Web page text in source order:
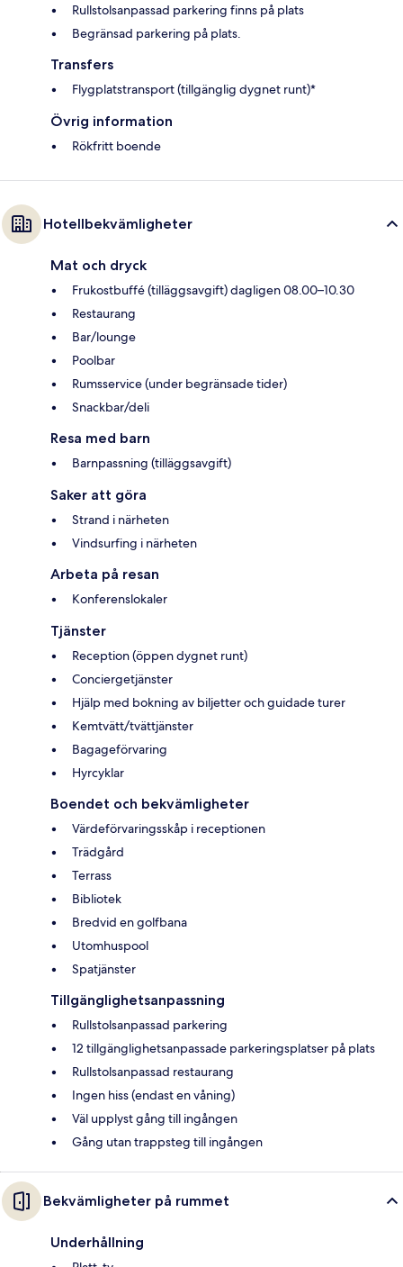
Rullstolsanpassad parkering finns på plats
Begränsad parkering på plats.
Transfers
Flygplatstransport (tillgänglig dygnet runt)*
Övrig information
Rökfritt boende
Hotellbekvämligheter
Mat och dryck
Frukostbuffé (tilläggsavgift) dagligen 08.00–10.30
Restaurang
Bar/lounge
Poolbar
Rumsservice (under begränsade tider)
Snackbar/deli
Resa med barn
Barnpassning (tilläggsavgift)
Saker att göra
Strand i närheten
Vindsurfing i närheten
Arbeta på resan
Konferenslokaler
Tjänster
Reception (öppen dygnet runt)
Conciergetjänster
Hjälp med bokning av biljetter och guidade turer
Kemtvätt/tvättjänster
Bagageförvaring
Hyrcyklar
Boendet och bekvämligheter
Värdeförvaringsskåp i receptionen
Trädgård
Terrass
Bibliotek
Bredvid en golfbana
Utomhuspool
Spatjänster
Tillgänglighetsanpassning
Rullstolsanpassad parkering
12 tillgänglighetsanpassade parkeringsplatser på plats
Rullstolsanpassad restaurang
Ingen hiss (endast en våning)
Väl upplyst gång till ingången
Gång utan trappsteg till ingången
Bekvämligheter på rummet
Underhållning